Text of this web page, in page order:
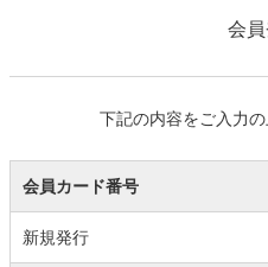
会
下記の内容をご入力の
会員カード番号
新規発行